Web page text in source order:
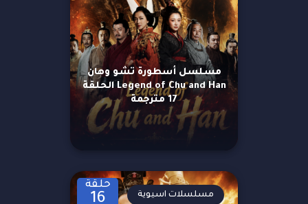
مسلسل أسطورة تشو وهان
Legend of Chu and Han الحلقة
17 مترجمة
حلقة
16 مسلسلات اسيوية